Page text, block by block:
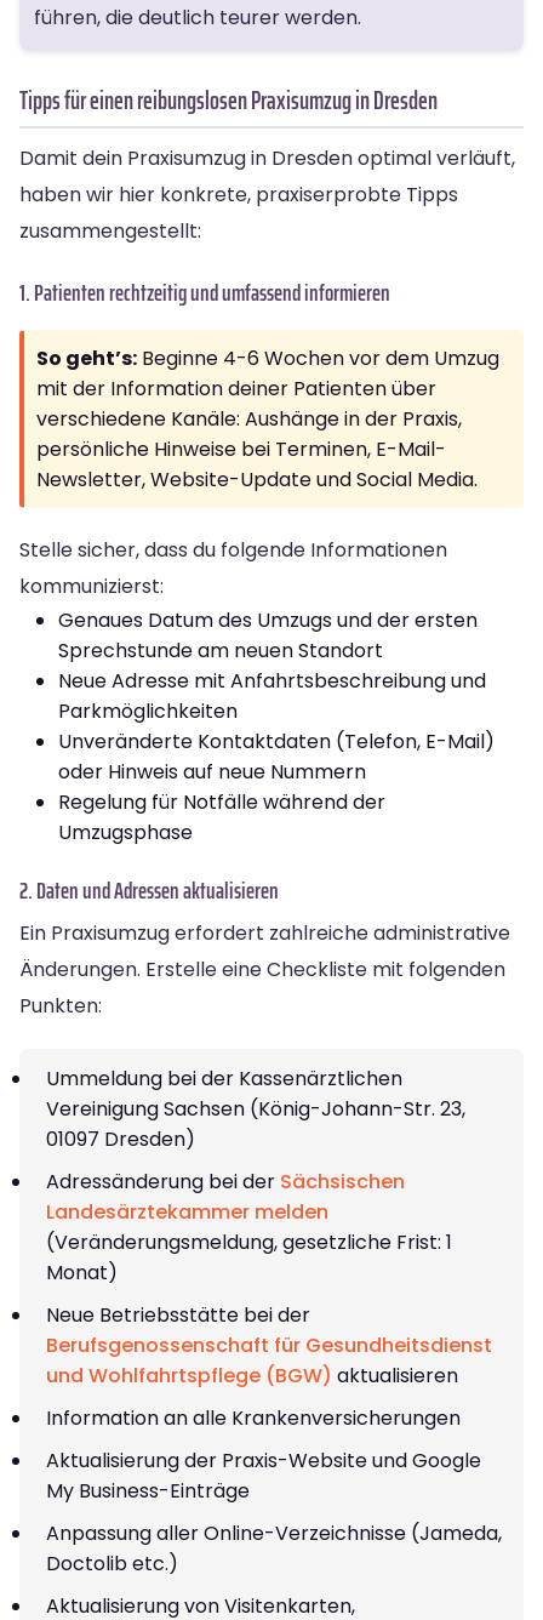
führen, die deutlich teurer werden.
Tipps für einen reibungslosen Praxisumzug in Dresden
Damit dein Praxisumzug in Dresden optimal verläuft,
haben wir hier konkrete, praxiserprobte Tipps
zusammengestellt:
1. Patienten rechtzeitig und umfassend informieren
So geht’s: Beginne 4-6 Wochen vor dem Umzug
mit der Information deiner Patienten über
verschiedene Kanäle: Aushänge in der Praxis,
persönliche Hinweise bei Terminen, E-Mail-
Newsletter, Website-Update und Social Media.
Stelle sicher, dass du folgende Informationen
kommunizierst:
Genaues Datum des Umzugs und der ersten
Sprechstunde am neuen Standort
Neue Adresse mit Anfahrtsbeschreibung und
Parkmöglichkeiten
Unveränderte Kontaktdaten (Telefon, E-Mail)
oder Hinweis auf neue Nummern
Regelung für Notfälle während der
Umzugsphase
2. Daten und Adressen aktualisieren
Ein Praxisumzug erfordert zahlreiche administrative
Änderungen. Erstelle eine Checkliste mit folgenden
Punkten:
Ummeldung bei der Kassenärztlichen
Vereinigung Sachsen (König-Johann-Str. 23,
01097 Dresden)
Adressänderung bei der Sächsischen
Landesärztekammer melden
(Veränderungsmeldung, gesetzliche Frist: 1
Monat)
Neue Betriebsstätte bei der
Berufsgenossenschaft für Gesundheitsdienst
und Wohlfahrtspflege (BGW) aktualisieren
Information an alle Krankenversicherungen
Aktualisierung der Praxis-Website und Google
My Business-Einträge
Anpassung aller Online-Verzeichnisse (Jameda,
Doctolib etc.)
Aktualisierung von Visitenkarten,